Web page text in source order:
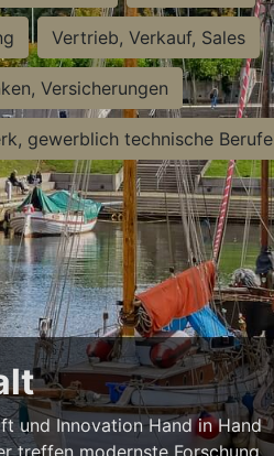
Vertrieb, Verkauf, Sales
Versicherungen
gewerblich technische Berufe
und Innovation Hand in Hand